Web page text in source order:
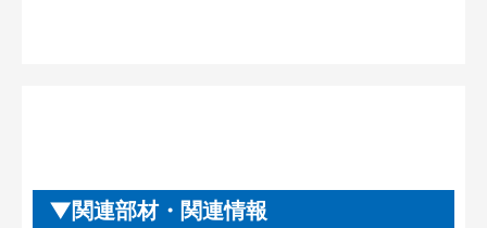
関連部材・関連情報